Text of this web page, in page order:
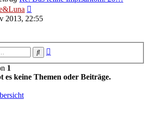
Beitrag
2013, 22:55
Suche
1
es keine Themen oder Beiträge.